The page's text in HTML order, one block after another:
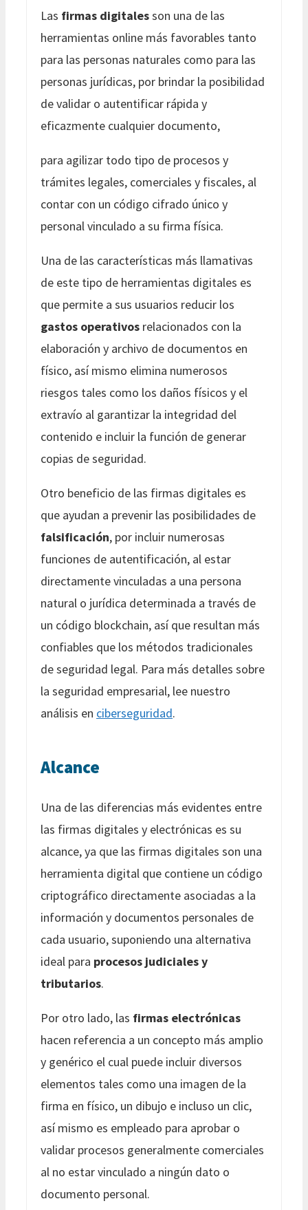
Las firmas digitalesson una de las
herramientas online más favorables tanto
para las personas naturales como para las
personas jurídicas, por brindar la posibilidad
de validar o autentificar rápida y
eficazmente cualquier documento,
para agilizar todo tipo de procesos y
trámites legales, comerciales y fiscales, al
contar con un código cifrado único y
personal vinculado a su firma física.
Una de las características más llamativas
de este tipo de herramientas digitales es
que permite a sus usuarios reducir los
gastos operativos relacionados con la
elaboración y archivo de documentos en
físico, así mismo elimina numerosos
riesgos tales como los daños físicos y el
extravío al garantizar la integridad del
contenido e incluir la función de generar
copias de seguridad.
Otro beneficio de las firmas digitales es
que ayudan a prevenir las posibilidades de
falsificación, por incluir numerosas
funciones de autentificación, al estar
directamente vinculadas a una persona
natural o jurídica determinada a través de
un código blockchain, así que resultan más
confiables que los métodos tradicionales
de seguridad legal. Para más detalles sobre
la seguridad empresarial, lee nuestro
análisis en ciberseguridad.
Alcance
Una de las diferencias más evidentes entre
las firmas digitales y electrónicas es su
alcance, ya que las firmas digitales son una
herramienta digital que contiene un código
criptográfico directamente asociadas a la
información y documentos personales de
cada usuario, suponiendo una alternativa
ideal para procesos judiciales y
tributarios.
Por otro lado, las firmas electrónicas
hacen referencia a un concepto más amplio
y genérico el cual puede incluir diversos
elementos tales como una imagen de la
firma en físico, un dibujo e incluso un clic,
así mismo es empleado para aprobar o
validar procesos generalmente comerciales
al no estar vinculado a ningún dato o
documento personal.